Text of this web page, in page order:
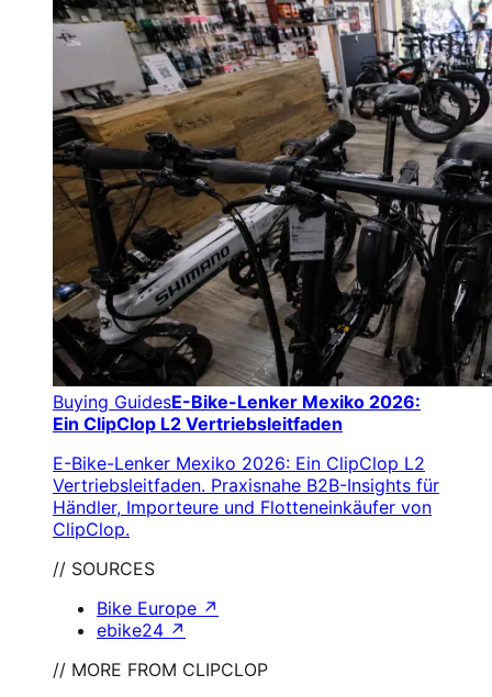
Buying GuidesE-Bike-Lenker Mexiko 2026:
Ein ClipClop L2 Vertriebsleitfaden
E-Bike-Lenker Mexiko 2026: Ein ClipClop L2
Vertriebsleitfaden. Praxisnahe B2B-Insights für
Händler, Importeure und Flotteneinkäufer von
ClipClop.
// SOURCES
Bike Europe ↗
ebike24 ↗
// MORE FROM CLIPCLOP